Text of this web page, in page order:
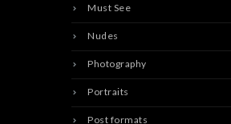
Must See
Nudes
Photography
Portraits
Post formats